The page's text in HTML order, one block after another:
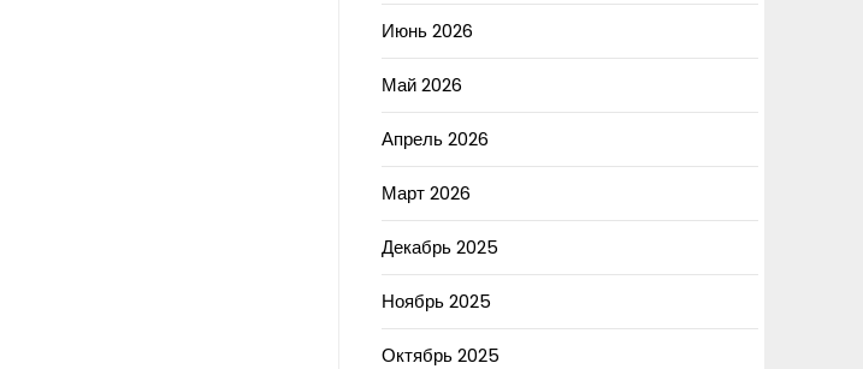
Июнь 2026
Май 2026
Апрель 2026
Март 2026
Декабрь 2025
Ноябрь 2025
Октябрь 2025